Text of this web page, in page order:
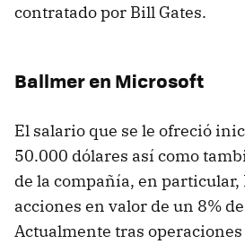
contratado por Bill Gates.
Ballmer en Microsoft
El salario que se le ofreció
50.000 dólares así como
de la compañía, en
acciones en valor de un 8%
Actualmente tras